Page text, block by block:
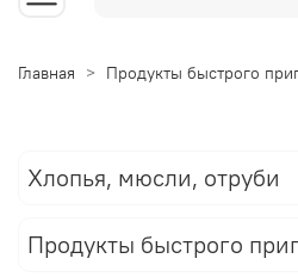
Главная Продукты быстрого
Хлопья, мюсли, отруби
Продукты быстрого